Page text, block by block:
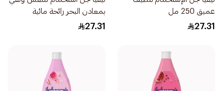
عميق 250 مل
27.31
بمعادن البحر رائحة مائية
250مل
27.31